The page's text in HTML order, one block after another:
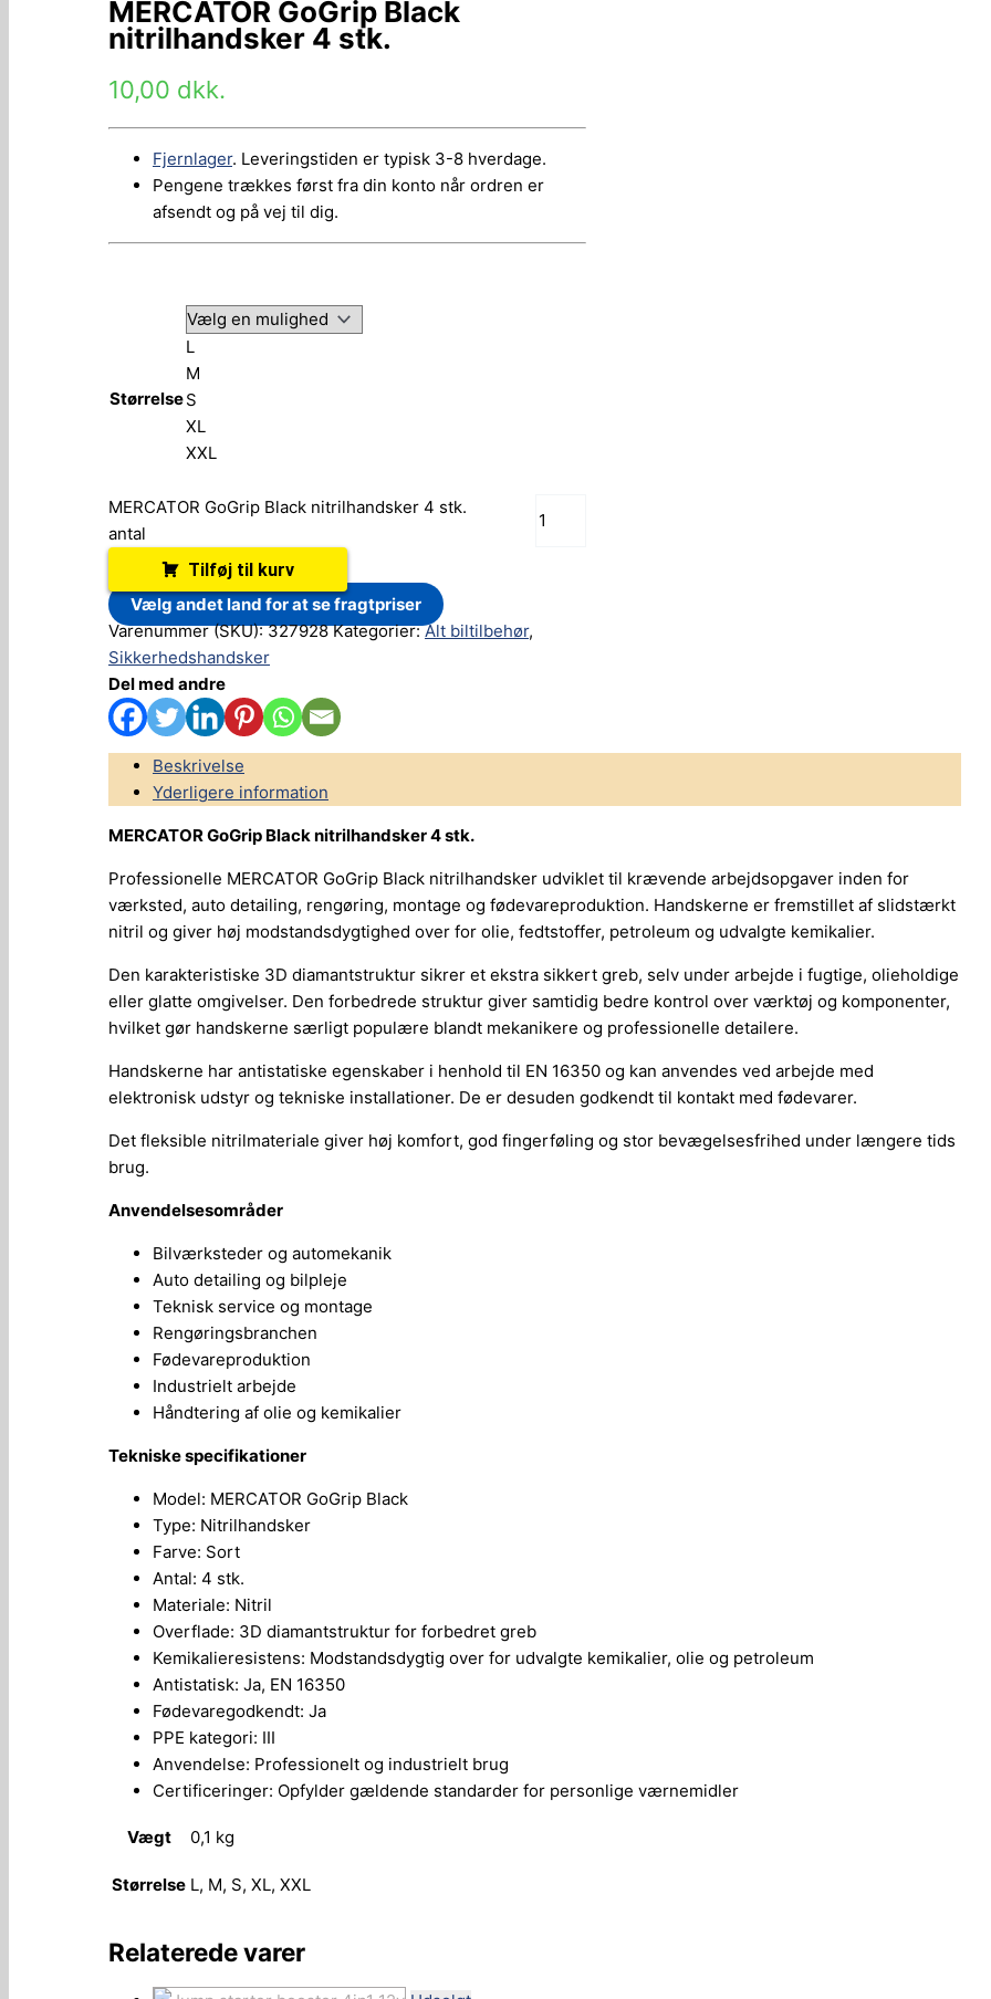
MERCATOR GoGrip Black
nitrilhandsker 4 stk.
10,00 dkk.
Fjernlager. Leveringstiden er typisk 3-8 hverdage.
Pengene trækkes først fra din konto når ordren er
afsendt og på vej til dig.
Størrelse
L
M
S
XL
XXL
MERCATOR GoGrip Black nitrilhandsker 4 stk.
antal
Tilføj til kurv
Vælg andet land for at se fragtpriser
Varenummer (SKU):327928 Kategorier:Alt biltilbehør,
Sikkerhedshandsker
Del med andre
Beskrivelse
Yderligere information
MERCATOR GoGrip Black nitrilhandsker 4 stk.
Professionelle MERCATOR GoGrip Black nitrilhandsker udviklet til krævende arbejdsopgaver inden for
værksted, auto detailing, rengøring, montage og fødevareproduktion. Handskerne er fremstillet af slidstærkt
nitril og giver høj modstandsdygtighed over for olie, fedtstoffer, petroleum og udvalgte kemikalier.
Den karakteristiske 3D diamantstruktur sikrer et ekstra sikkert greb, selv under arbejde i fugtige, olieholdige
eller glatte omgivelser. Den forbedrede struktur giver samtidig bedre kontrol over værktøj og komponenter,
hvilket gør handskerne særligt populære blandt mekanikere og professionelle detailere.
Handskerne har antistatiske egenskaber i henhold til EN 16350 og kan anvendes ved arbejde med
elektronisk udstyr og tekniske installationer. De er desuden godkendt til kontakt med fødevarer.
Det fleksible nitrilmateriale giver høj komfort, god fingerføling og stor bevægelsesfrihed under længere tids
brug.
Anvendelsesområder
Bilværksteder og automekanik
Auto detailing og bilpleje
Teknisk service og montage
Rengøringsbranchen
Fødevareproduktion
Industrielt arbejde
Håndtering af olie og kemikalier
Tekniske specifikationer
Model: MERCATOR GoGrip Black
Type: Nitrilhandsker
Farve: Sort
Antal: 4 stk.
Materiale: Nitril
Overflade: 3D diamantstruktur for forbedret greb
Kemikalieresistens: Modstandsdygtig over for udvalgte kemikalier, olie og petroleum
Antistatisk: Ja, EN 16350
Fødevaregodkendt: Ja
PPE kategori: III
Anvendelse: Professionelt og industrielt brug
Certificeringer: Opfylder gældende standarder for personlige værnemidler
Vægt 0,1 kg
Størrelse L, M, S, XL, XXL
Relaterede varer